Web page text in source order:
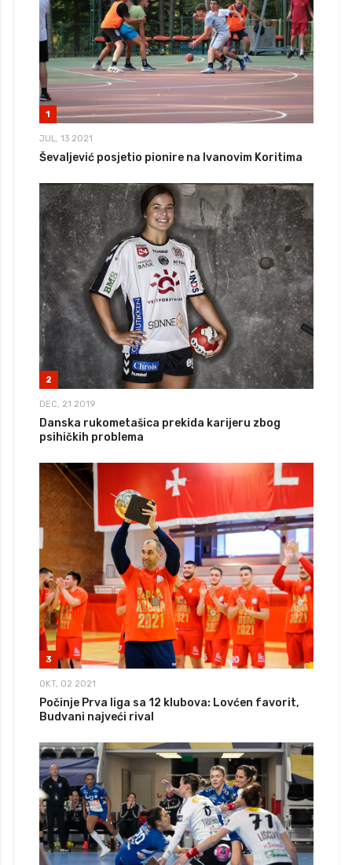
1
JUL, 13 2021
Ševaljević posjetio pionire na Ivanovim Koritima
2
DEC, 21 2019
Danska rukometašica prekida karijeru zbog
psihičkih problema
3
OKT, 02 2021
Počinje Prva liga sa 12 klubova: Lovćen favorit,
Budvani najveći rival